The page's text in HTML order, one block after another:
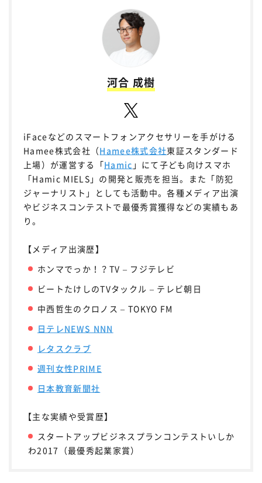
河合 成樹
iFaceなどのスマートフォンアクセサリーを手がける
Hamee株式会社（Hamee株式会社東証スタンダード
上場）が運営する「Hamic 」にて子ども向けスマホ
「Hamic MIELS」の開発と販売を担当。また「防犯
ジャーナリスト」としても活動中。各種メディア出演
やビジネスコンテストで最優秀賞獲得などの実績もあ
り。
【メディア出演歴】
ホンマでっか！？TV – フジテレビ
ビートたけしのTVタックル – テレビ朝日
中西哲生のクロノス – TOKYO FM
日テレNEWS NNN
レタスクラブ
週刊女性PRIME
日本教育新聞社
【主な実績や受賞歴】
スタートアップビジネスプランコンテストいしか
わ2017（最優秀起業家賞）